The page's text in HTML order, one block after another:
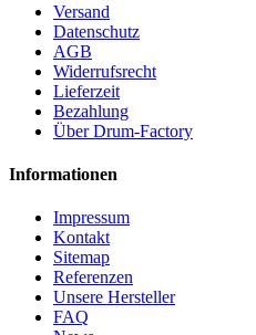
Versand
Datenschutz
AGB
Widerrufsrecht
Lieferzeit
Bezahlung
Über Drum-Factory
Informationen
Impressum
Kontakt
Sitemap
Referenzen
Unsere Hersteller
FAQ